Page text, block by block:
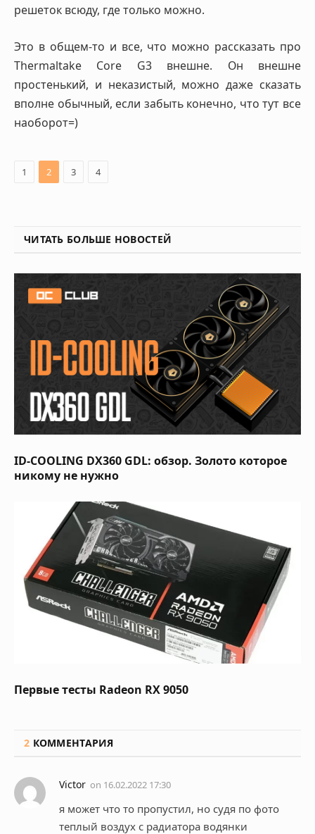
решеток всюду, где только можно.
Это в общем-то и все, что можно рассказать про
Thermaltake Core G3 внешне. Он внешне
простенький, и неказистый, можно даже сказать
вполне обычный, если забыть конечно, что тут все
наоборот=)
1 2 3 4
ЧИТАТЬ БОЛЬШЕ НОВОСТЕЙ
ID-COOLING DX360 GDL: обзор. Золото которое
никому не нужно
Первые тесты Radeon RX 9050
2 КОММЕНТАРИЯ
Victor on 16.02.2022 17:30
я может что то пропустил, но судя по фото
теплый воздух с радиатора водянки